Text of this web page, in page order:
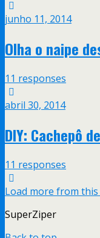
junho 11, 2014
Olha o naipe
11 responses
abril 30, 2014
DIY: Cachepô
11 responses
Load more from
SuperZiper